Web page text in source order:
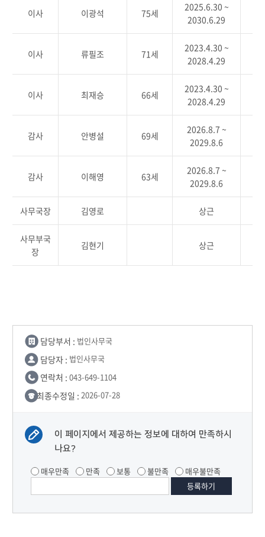
이사 이광석 75세
2025.6.30 ~
2030.6.29
이사 류필조 71세
2023.4.30 ~
2028.4.29
이사 최재승 66세
2023.4.30 ~
2028.4.29
감사 안병설 69세
2026.8.7 ~
2029.8.6
감사 이해영 63세
2026.8.7 ~
2029.8.6
사무국장 김영로 상근
사무부국
장
김현기 상근
담당부서 : 법인사무국
담당자 : 법인사무국
연락처 : 043-649-1104
최종수정일 : 2026-07-28
이 페이지에서 제공하는 정보에 대하여 만족하시
나요?
매우만족 만족 보통 불만족 매우불만족